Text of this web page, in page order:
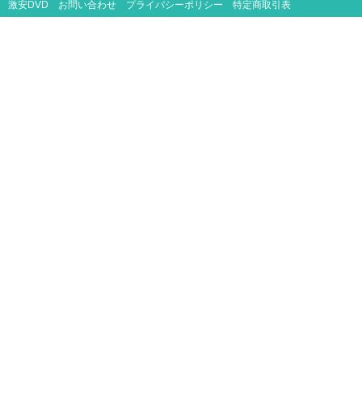
激安DVD お問い合わせ プライバシーポリシー 特定商取引表